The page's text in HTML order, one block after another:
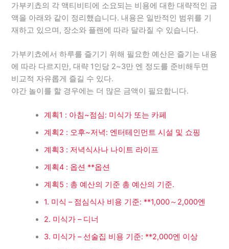
가부키쵸의 각 액티비티에 소요되는 비용에 대한 대략적인 금
액을 아래와 같이 정리했습니다. 내용은 일반적인 범위를 기
재하고 있으며, 장소와 플랜에 따라 달라질 수 있습니다.
가부키쵸에서 하루를 즐기기 위해 필요한 예산은 즐기는 내용
에 따라 다르지만, 대략 1인당 2~3만 엔 정도를 준비해두면
비교적 자유롭게 즐길 수 있다.
야간 놀이를 할 경우에는 더 많은 금액이 필요합니다.
계획1 : 아침~점심: 미식가 또는 카페
계획2 : 오후~저녁: 엔터테인먼트 시설 및 쇼핑
계획3 : 저녁식사나 나이트 라이프
계획4 : 옵션 **옵션
계획5 : 총 예산의 기준 총 예산의 기준.
1. 미식 – 점심식사 비용 기준: **1,000～2,000엔
2. 미식가 – 디너
3. 미식가 – 선술집 비용 기준: **2,000엔 이상